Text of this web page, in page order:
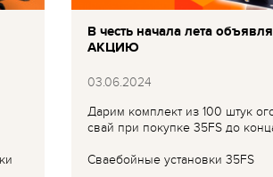
В честь начала лета
АКЦИЮ
03.06.2024
Дарим комплект из 100 штук
свай при покупке 35FS до
Сваебойные установки 35FS